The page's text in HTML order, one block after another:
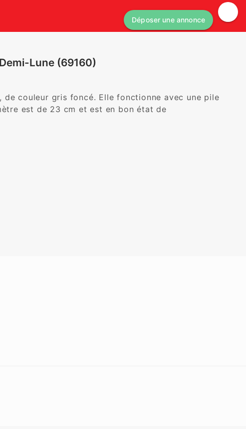
Déposer une annonce
Lune (69160)
de couleur gris foncé. Elle fonctionne avec une pile
est de 23 cm et est en bon état de